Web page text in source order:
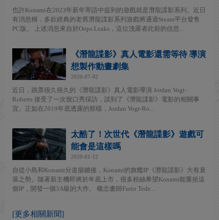
也許Konami在2023年新年寄語中提到的遊戲就是潛龍諜影系列。近日
有消息稱，多款經典的老舊潛龍諜影系列遊戲將通過Steam平台發售
PC版。 上述消息來自於Oops Leaks，這位洩露者此前的信息...
《潛龍諜影》真人電影還需等待 導演
想製作動畫劇集
2020-07-02
近日，跳票很久很久的《潛龍諜影》真人電影導演 Jordan Vogt-
Roberts 接受了一次脫口秀採訪，談到了《潛龍諜影》電影的相關事
宜。正如在2019年底透露的那樣，Jordan Vogt-Ro...
太酷了！次世代《潛龍諜影》遊戲可
能會是這樣嗎
2020-01-12
自從小島和Konami分道揚鑣後，Konami的旗艦IP《潛龍諜影》大有衰
落之勢。隨著新主機即將於年底上市，很多粉絲希望Konami能重拾這
個IP，開發一個3A級的大作。 概念畫師Furio Tede...
[更多相關新聞]